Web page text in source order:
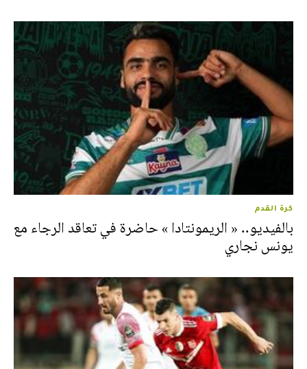
كرة القدم
بالفيديو.. « الريمونتادا » حاضرة في تعاقد الرجاء مع
يونس نجاري